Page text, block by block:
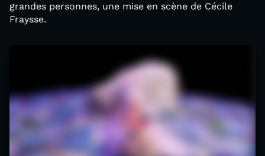
grandes personnes, une mise en scène de Cécile
Fraysse.